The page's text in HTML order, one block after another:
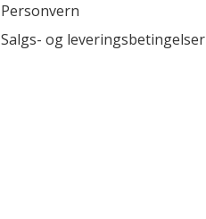
Personvern
Salgs- og leveringsbetingelser